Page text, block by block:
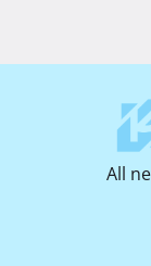
All